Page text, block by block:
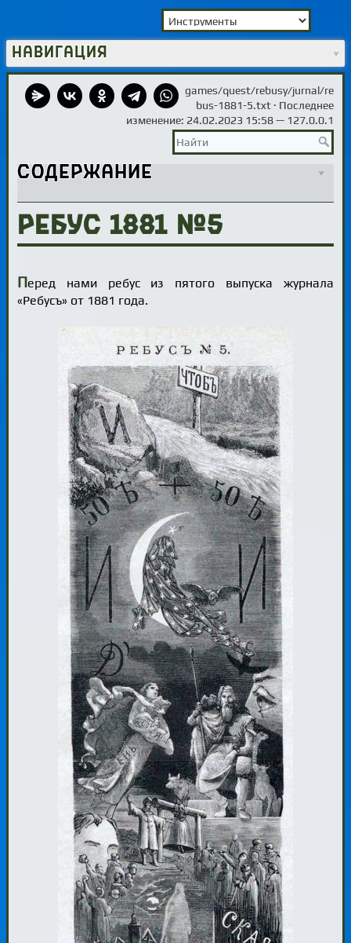
Навигация
games/quest/rebusy/jurnal/re
bus-1881-5.txt· Последнее
изменение: 24.02.2023 15:58 — 127.0.0.1
Содержание
Ребус 1881 №5
Перед нами ребус из пятого выпуска журнала
«Ребусъ» от 1881 года.